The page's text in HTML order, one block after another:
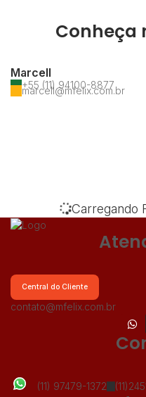
Conheça
Marcell
+55 (11) 94100-8877
marcell@mfelix.com.br
Carregando
Central do Cliente
contato@mfelix.com.br
(11) 97479-1372